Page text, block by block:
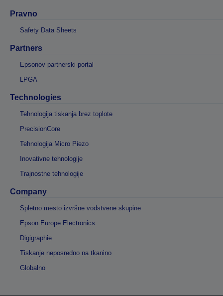
Pravno
Safety Data Sheets
Partners
Epsonov partnerski portal
LPGA
Technologies
Tehnologija tiskanja brez toplote
PrecisionCore
Tehnologija Micro Piezo
Inovativne tehnologije
Trajnostne tehnologije
Company
Spletno mesto izvršne vodstvene skupine
Epson Europe Electronics
Digigraphie
Tiskanje neposredno na tkanino
Globalno